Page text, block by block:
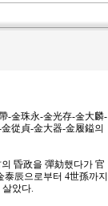
-金珠永-金光存-金大麟-
從貞-金大器-金履鎰의
昏政을 彈劾했다가 官
辰으로부터 4世孫까지
았다.